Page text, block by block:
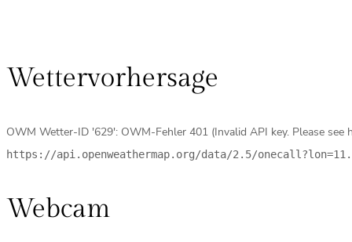
Wettervorhersage
OWM Wetter-ID '629': OWM-Fehler 401 (Invalid API key. Please
https://api.openweathermap.org/data/2.5/
Webcam